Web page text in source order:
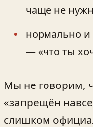
чаще не
нормально и
— «что ты
Мы не говорим,
«запрещён
слишком